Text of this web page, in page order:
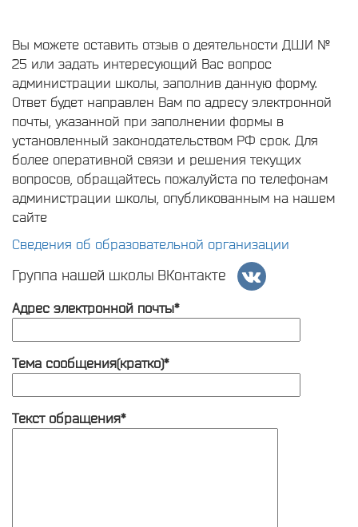
Вы можете оставить отзыв о деятельности ДШИ №
25 или задать интересующий Вас вопрос
администрации школы, заполнив данную форму.
Ответ будет направлен Вам по адресу электронной
почты, указанной при заполнении формы в
установленный законодательством РФ срок. Для
более оперативной связи и решения текущих
вопросов, обращайтесь пожалуйста по телефонам
администрации школы, опубликованным на нашем
сайте
Сведения об образовательной организации
Группа нашей школы ВКонтакте
Адрес электронной почты*
Тема сообщения(кратко)*
Текст обращения*